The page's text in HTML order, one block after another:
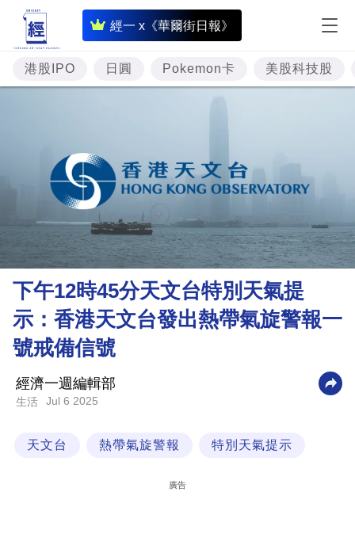
經一 x《華爾街日報》
即
時
財
經
投
資
樓
市
理
財
商
業
科
場
港股IPO 日圓 Pokemon卡 美股科技股
下午12時45分天文台特別天氣提
示：香港天文台發出熱帶氣旋警報一
號戒備信號
經濟一週編輯部
生活 Jul 6 2025
天文台 熱帶氣旋警報 特別天氣提示
廣告